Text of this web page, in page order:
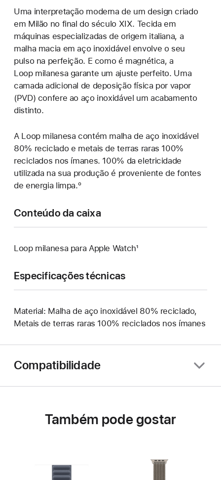
Uma interpretação moderna de um design criado
em Milão no final do século XIX. Tecida em
máquinas especializadas de origem italiana, a
malha macia em aço inoxidável envolve o seu
pulso na perfeição. E como é magnética, a
Loop milanesa garante um ajuste perfeito. Uma
camada adicional de deposição física por vapor
(PVD) confere ao aço inoxidável um acabamento
distinto.
A Loop milanesa contém malha de aço inoxidável
80% reciclado e metais de terras raras 100%
reciclados nos ímanes. 100% da eletricidade
utilizada na sua produção é proveniente de fontes
de energia limpa.º
Conteúdo da caixa
Loop milanesa para Apple Watch¹
Especificações técnicas
Material: Malha de aço inoxidável 80% reciclado,
Metais de terras raras 100% reciclados nos ímanes
Compatibilidade
Também pode gostar